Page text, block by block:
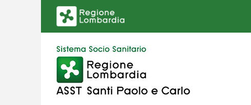
Salta al contenuto principale